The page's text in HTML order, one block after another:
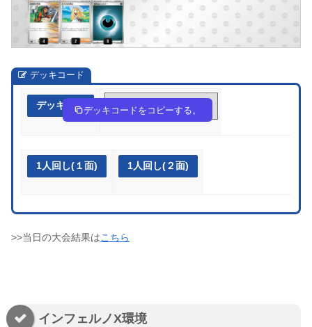
デッキコード
デッキ作成 FwVVkV-HptUo4-vkkVkf
デッキコードをコピーする。
1人回し(１面) 1人回し(２面)
>>当日の大会結果はこちら
インフェルノX環境